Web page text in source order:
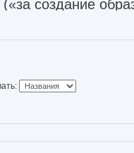
(«за создание
„Место встречи